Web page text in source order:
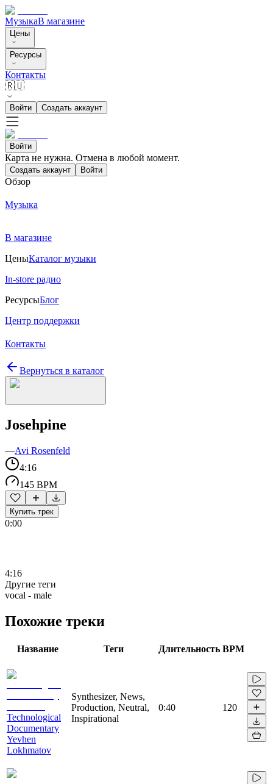
МузыкаВ магазине
Цены
Ресурсы
Контакты
🇷🇺
Войти Создать аккаунт
Войти
Карта не нужна. Отмена в любой момент.
Создать аккаунт Войти
Обзор
Музыка
В магазине
ЦеныКаталог музыки
In-store радио
РесурсыБлог
Центр поддержки
Контакты
Вернуться в каталог
Josehpine
—Avi Rosenfeld
4:16
145 BPM
Купить трек
0:00
4:16
Другие теги
vocal - male
Похожие треки
Название Теги Длительность BPM
Technological
Documentary
Yevhen
Lokhmatov
Synthesizer, News,
Production, Neutral,
Inspirational
0:40 120